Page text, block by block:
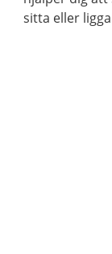
sitta eller